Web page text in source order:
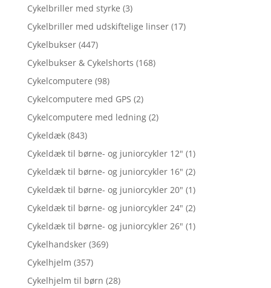
Cykelbriller med styrke (3)
Cykelbriller med udskiftelige linser (17)
Cykelbukser (447)
Cykelbukser & Cykelshorts (168)
Cykelcomputere (98)
Cykelcomputere med GPS (2)
Cykelcomputere med ledning (2)
Cykeldæk (843)
Cykeldæk til børne- og juniorcykler 12" (1)
Cykeldæk til børne- og juniorcykler 16" (2)
Cykeldæk til børne- og juniorcykler 20" (1)
Cykeldæk til børne- og juniorcykler 24" (2)
Cykeldæk til børne- og juniorcykler 26" (1)
Cykelhandsker (369)
Cykelhjelm (357)
Cykelhjelm til børn (28)